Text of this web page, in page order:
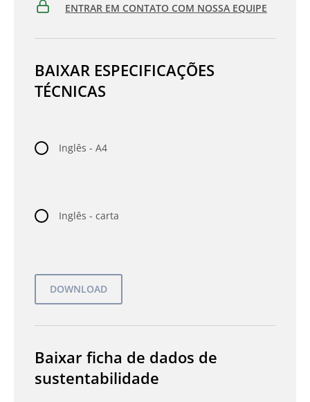
ENTRAR EM CONTATO COM NOSSA EQUIPE
BAIXAR ESPECIFICAÇÕES
TÉCNICAS
Inglês - A4
Inglês - carta
Baixar ficha de dados de
sustentabilidade